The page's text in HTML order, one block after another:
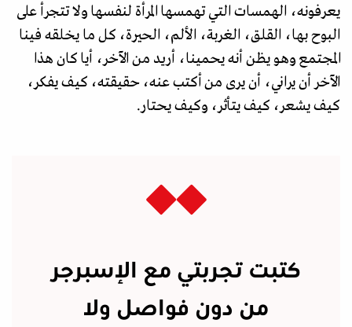
يعرفونه، الهمسات التي تهمسها المرأة لنفسها ولا تتجرأ على
البوح بها، القلق، الغربة، الألم، الحيرة، كل ما يخلقه فينا
المجتمع وهو يظن أنه يحمينا، أريد من الآخر، أيا كان هذا
الآخر أن يراني، أن يرى من أكتب عنه، حقيقته، كيف يفكر،
كيف يشعر، كيف يتأثر، وكيف يحتار.
كتبت تجربتي مع الإسبرجر
من دون فواصل ولا